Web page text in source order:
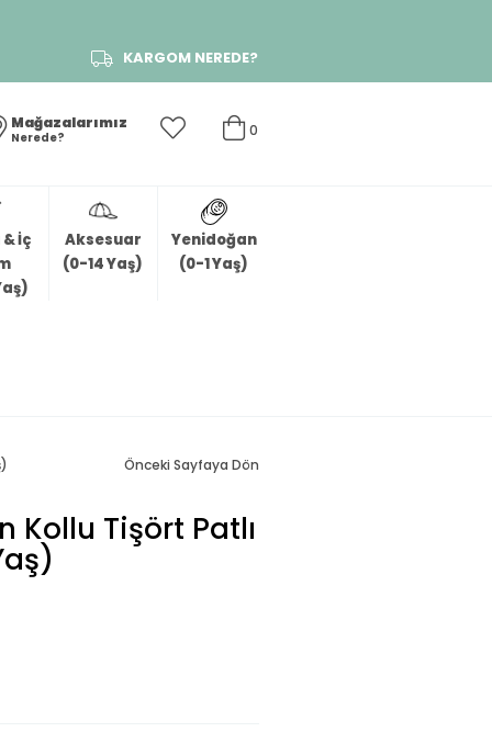
KARGOM NEREDE?
0
Mağazalarımız
Nerede?
İç
Aksesuar
(0-14 Yaş)
Yenidoğan
(0-1 Yaş)
Önceki Sayfaya Dön
Kollu Tişört Patlı